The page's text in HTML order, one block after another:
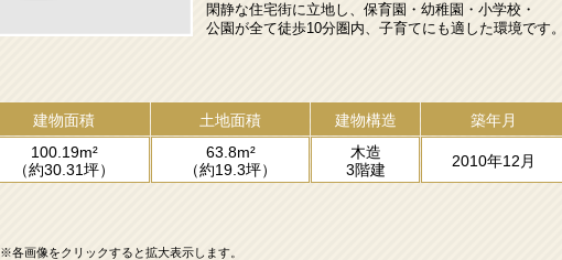
閑静な住宅街に立地し、保育園・幼稚園・小学校・
公園が全て徒歩10分圏内、子育てにも適した環境です。
建物面積 土地面積 建物構造 築年月
100.19m²
（約30.31坪）
63.8m²
（約19.3坪）
木造
3階建
2010年12月
※各画像をクリックすると拡大表示します。